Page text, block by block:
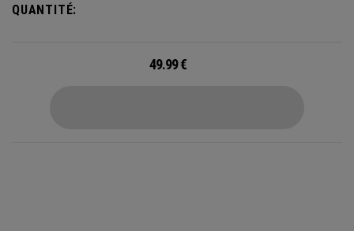
QUANTITÉ:
49.99€